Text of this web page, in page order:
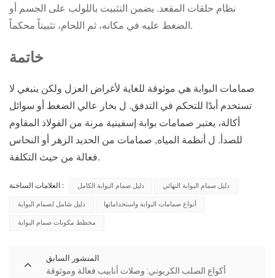
نظام حلقات المقعد. يضمن التثبيت باللولب على الجسم أو
الضغط عليه في مكانه، ثم اللحام، تثبيتاً محكماً.
خاتمة
صمامات البوابة هي موثوقة للغاية لأغراض العزل ولكن ينبغي لا
تستخدم أبدًا للتحكم في التدفق. ل بخار عالي الضغط أو سوائل
أكالة، يعتبر صمامات بوابة إسفينية مرنة من الفولاذ المقاوم
للصدأ. ل أنظمة المياه, صمامات من الحديد الزهر أو النحاس
فعالة من حيث التكلفة.
العلامات الساخنة : دليل صمام البوابة الكامل دليل صمام البوابة النهائي
دليل شامل لصمام البوابة أنواع صمامات البوابة واستخداماتها
مخطط مكونات صمام البوابة
المنشور السابق
أكواع الصلب الكربوني: وصلات أنابيب فعالة وموثوقة